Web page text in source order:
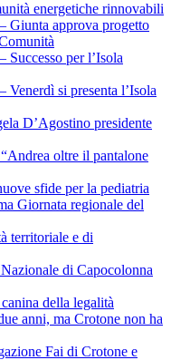
energetiche rinnovabili
approva progetto
per l’Isola
si presenta l’Isola
D’Agostino presidente
oltre il pantalone
sfide per la pediatria
Giornata regionale del
territoriale e di
di Capocolonna
della legalità
anni, ma Crotone non ha
Fai di Crotone e